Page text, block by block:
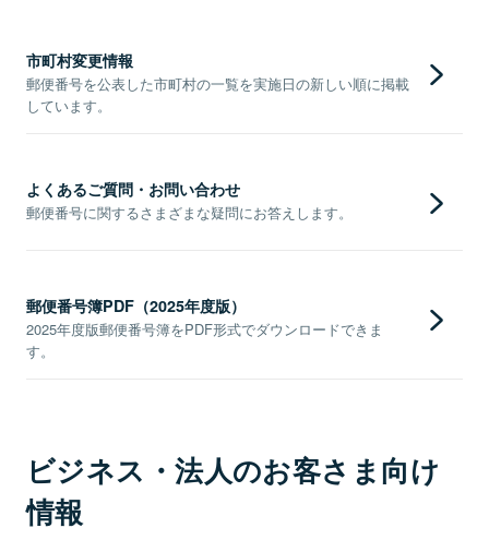
市町村変更情報
郵便番号を公表した市町村の一覧を実施日の新しい順に掲載
しています。
よくあるご質問・お問い合わせ
郵便番号に関するさまざまな疑問にお答えします。
郵便番号簿PDF（2025年度版）
2025年度版郵便番号簿をPDF形式でダウンロードできま
す。
ビジネス・法人のお客さま向け
情報